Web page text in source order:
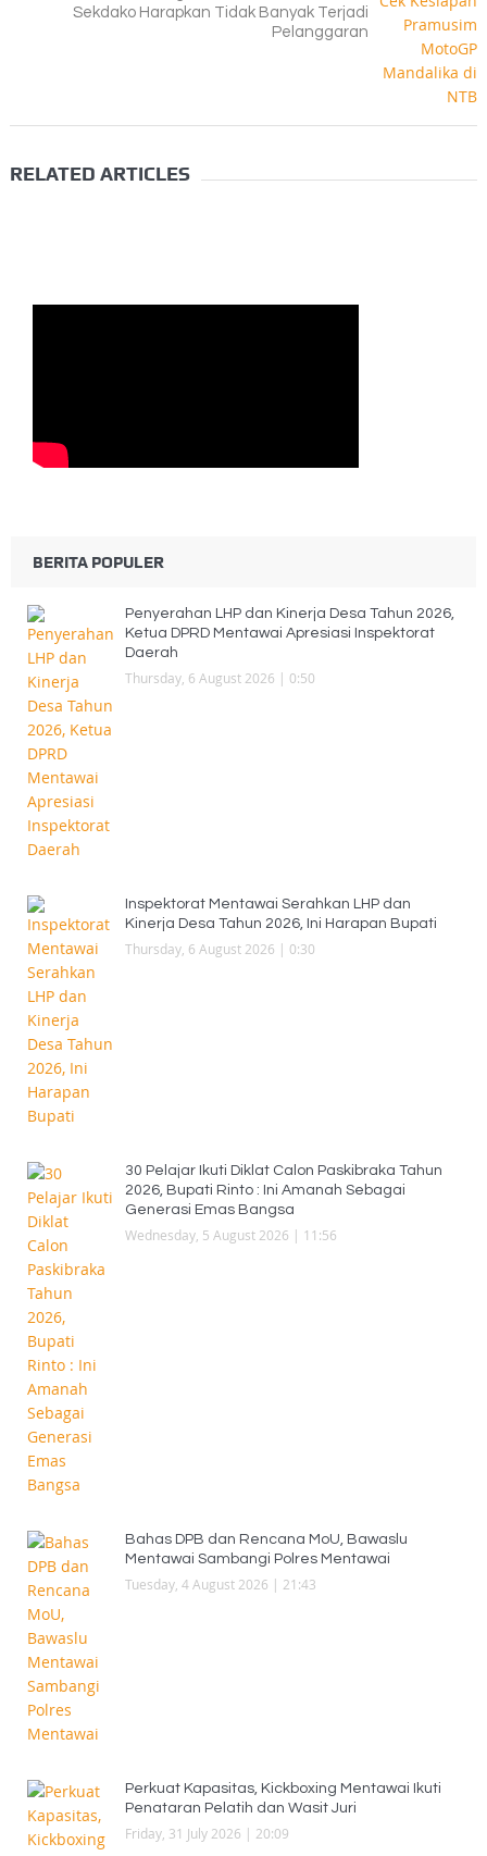
Sekdako Harapkan Tidak Banyak Terjadi
Pelanggaran
RELATED ARTICLES
BERITA POPULER
Penyerahan LHP dan Kinerja Desa Tahun 2026,
Ketua DPRD Mentawai Apresiasi Inspektorat
Daerah
Thursday, 6 August 2026 | 0:50
Inspektorat Mentawai Serahkan LHP dan
Kinerja Desa Tahun 2026, Ini Harapan Bupati
Thursday, 6 August 2026 | 0:30
30 Pelajar Ikuti Diklat Calon Paskibraka Tahun
2026, Bupati Rinto : Ini Amanah Sebagai
Generasi Emas Bangsa
Wednesday, 5 August 2026 | 11:56
Bahas DPB dan Rencana MoU, Bawaslu
Mentawai Sambangi Polres Mentawai
Tuesday, 4 August 2026 | 21:43
Perkuat Kapasitas, Kickboxing Mentawai Ikuti
Penataran Pelatih dan Wasit Juri
Friday, 31 July 2026 | 20:09